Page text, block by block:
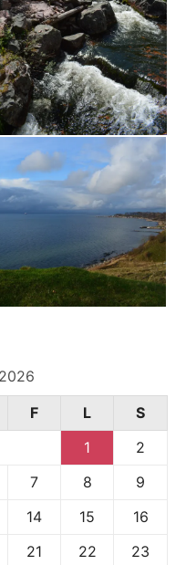
F L
S
1
2
7 8
9
14 15
16
21 22
23